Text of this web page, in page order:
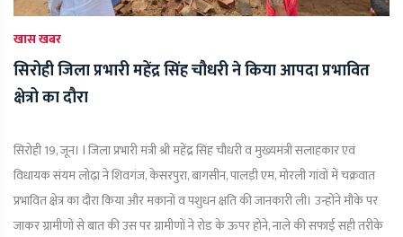
खास खबर
सिरोही जिला प्रभारी महेंद्र सिंह चौधरी ने किया आपदा प्रभावित
क्षेत्रो का दौरा
सिरोही 19, जून। l जिला प्रभारी मंत्री श्री महेंद्र सिंह चौधरी व मुख्यमंत्री सलाहकार एवं
विधायक संयम लोढ़ा ने शिवगंज, केसरपुरा, बागसीन, पालड़ी एम, मोरली गांवों में चक्रवात
प्रभावित क्षेत्र का दौरा किया और मकानों व पशुधन क्षति की जानकारी ली। उन्होंने मौके पर
जाकर ग्रामीणों से बात की उस पर ग्रामीणों ने रोड के ऊपर होने, नाले की सफाई सही तरीके